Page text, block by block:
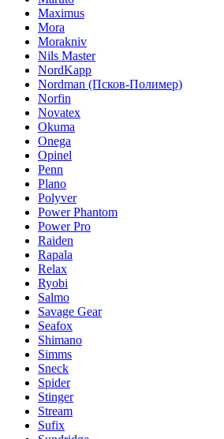
Maximus
Mora
Morakniv
Nils Master
NordKapp
Nordman (Псков-Полимер)
Norfin
Novatex
Okuma
Onega
Opinel
Penn
Plano
Polyver
Power Phantom
Power Pro
Raiden
Rapala
Relax
Ryobi
Salmo
Savage Gear
Seafox
Shimano
Simms
Sneck
Spider
Stinger
Stream
Sufix